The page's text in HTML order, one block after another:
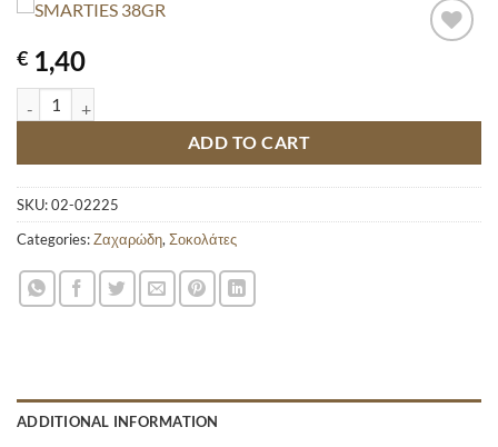
€ 1,40
SMARTIES 38GR quantity
ADD TO CART
SKU:02-02225
Categories:Ζαχαρώδη,Σοκολάτες
ADDITIONAL INFORMATION